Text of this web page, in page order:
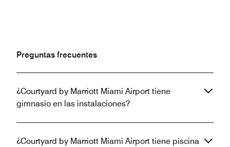
Preguntas frecuentes
¿Courtyard by Marriott Miami Airport tiene
gimnasio en las instalaciones?
¿Courtyard by Marriott Miami Airport tiene piscina